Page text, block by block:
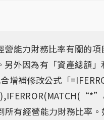
能力財務比率有關的
外因為有「資產總額
增補修改公式「
有經營能力財務比率。